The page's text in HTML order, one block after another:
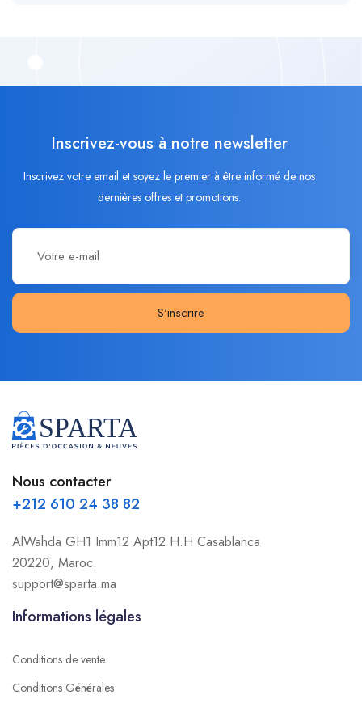
Inscrivez-vous à notre newsletter
Inscrivez votre email et soyez le premier à être informé de nos
dernières offres et promotions.
S'inscrire
Nous contacter
+212 610 24 38 82
AlWahda GH1 Imm12 Apt12 H.H Casablanca
20220, Maroc.
support@sparta.ma
Informations légales
Conditions de vente
Conditions Générales